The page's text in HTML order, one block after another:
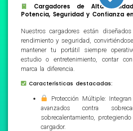
Cargadores de Alta
Potencia, Seguridad y Confianza
Nuestros cargadores están
rendimiento y seguridad,
mantener tu portátil siempre
estudio o entretenimiento, contar
marca la diferencia.
Características destacadas:
Protección Múltiple:
avanzados contra
sobrecalentamiento,
cargador.